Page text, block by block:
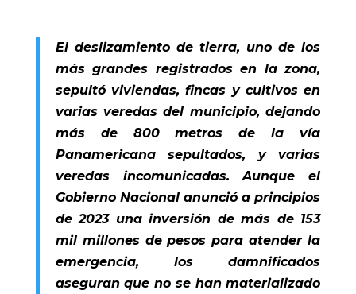
El deslizamiento de tierra, uno de los
más grandes registrados en la zona,
sepultó viviendas, fincas y cultivos en
varias veredas del municipio, dejando
más de 800 metros de la vía
Panamericana sepultados, y varias
veredas incomunicadas. Aunque el
Gobierno Nacional anunció a principios
de 2023 una inversión de más de 153
mil millones de pesos para atender la
emergencia, los damnificados
aseguran que no se han materializado